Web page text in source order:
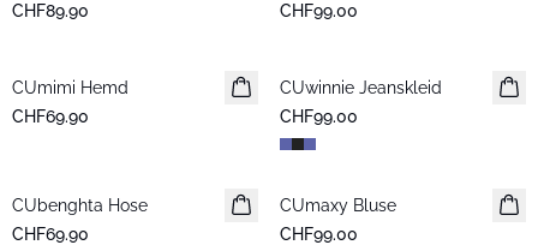
CHF89.90 CHF99.00
Neuheiten
CUmimi Hemd
CHF69.90
Neuheiten
CUwinnie Jeanskleid
CHF99.00
Neuheiten
CUbenghta Hose
CHF69.90
Neuheiten
CUmaxy Bluse
CHF99.00